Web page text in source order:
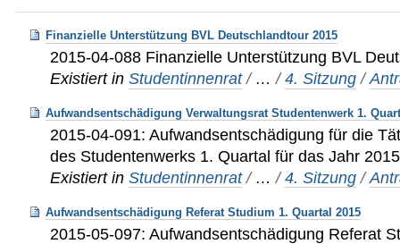
Finanzielle Unterstützung BVL Deutschlandtour 2015
2015-04-088 Finanzielle Unterstützung BVL
Existiert in Studentinnenrat / …/4. Sitzung /
Aufwandsentschädigung Verwaltungsrat Studentenwerk 1.
2015-04-091: Aufwandsentschädigung für die
des Studentenwerks 1. Quartal für das Jahr 2015
Existiert in Studentinnenrat / …/4. Sitzung /
Aufwandsentschädigung Referat Studium 1. Quartal 2015
2015-05-097: Aufwandsentschädigung Referat